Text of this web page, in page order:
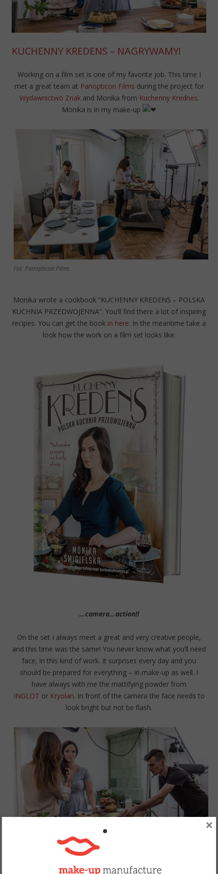
KUCHENNY KREDENS – NAGRYWAMY!
Working on a film set is one of my favorite job. This time I
met a great team at Panopticon Films during the project for
Wydawnictwo Znakand Monika from Kuchenny Krednes.
Monika is in my make-up
Fot. Panopticon Films
Monika wrote a cookbook “KUCHENNY KREDENS – POLSKA
KUCHNIA PRZEDWOJENNA”. You’ll find there a lot of inspiring
recipes. You can get the book in here. In the meantime take a
look how the work on a film set looks like.
…camera…action!!
On the set I always meet a great and very creative people,
and this time was the same! You never know what you’ll need
face, in this kind of work. It surprises every day and you
should be prepared for everything – in make-up as well. I
have always with me the mattifying powder from
INGLOT or Kryolan. In front of the camera the face needs to
look bright but not be flash.
Fot. Panopticon Films
×